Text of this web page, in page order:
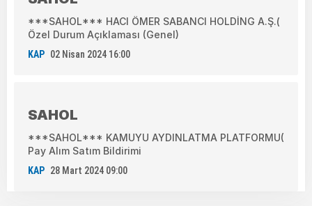
***SAHOL*** HACI ÖMER SABANCI HOLDİNG A.Ş.(
Özel Durum Açıklaması (Genel)
KAP 02 Nisan 2024 16:00
SAHOL
***SAHOL*** KAMUYU AYDINLATMA PLATFORMU(
Pay Alım Satım Bildirimi
KAP 28 Mart 2024 09:00